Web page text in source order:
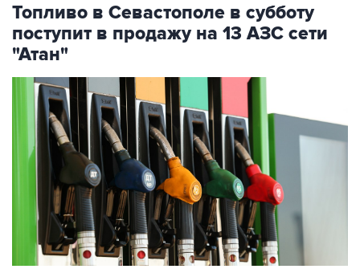
Топливо в Севастополе в субботу
поступит в продажу на 13 АЗС сети
"Атан"